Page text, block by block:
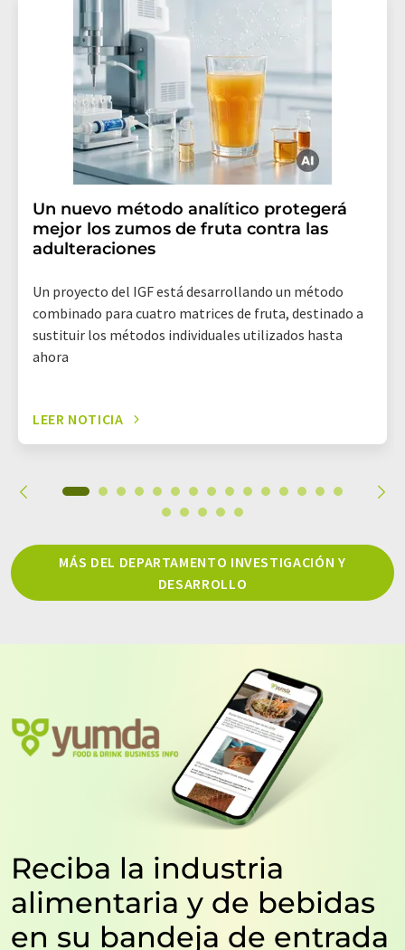
Un nuevo método analítico protegerá
mejor los zumos de fruta contra las
adulteraciones
Un proyecto del IGF está desarrollando un método
combinado para cuatro matrices de fruta, destinado a
sustituir los métodos individuales utilizados hasta
ahora
LEER NOTICIA
MÁS DEL DEPARTAMENTO INVESTIGACIÓN Y
DESARROLLO
Reciba la industria
alimentaria y de bebidas
en su bandeja de entrada